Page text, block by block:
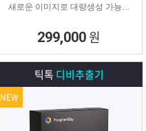
새로운 이미지로 대량생성 가능한
299,000 원
틱톡 디비추출기
NEW